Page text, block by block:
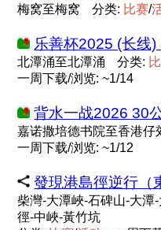
梅窝至梅窝 分类: 比赛/
乐善杯2025 (长线
北潭涌至北潭涌 分类: 比
一周下载/浏览: ~1/14
背水一战2026 30
嘉诺撒培德书院至香港仔
一周下载/浏览: ~1/12
發現港島徑逆行（
柴灣-大潭峽-石碑山-大潭
徑-中峽-黃竹坑